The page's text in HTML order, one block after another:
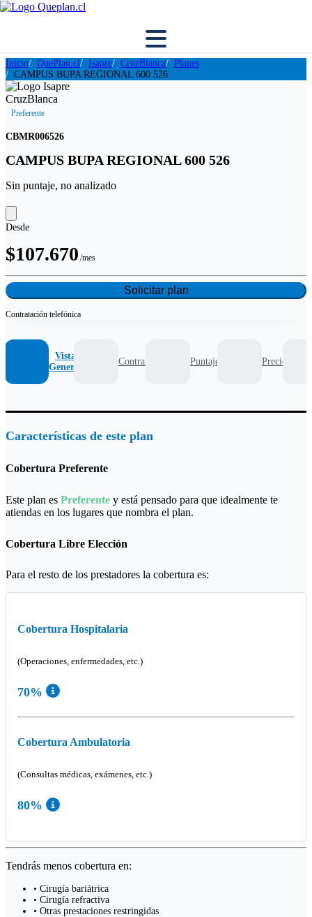
Inicio QuePlan.cl Isapre CruzBlanca
Planes
CAMPUS BUPA REGIONAL 600 526
Preferente
CBMR006526
CAMPUS BUPA REGIONAL 600 526
Sin puntaje, no analizado
Desde
$107.670 /mes
Solicitar plan
Contratación telefónica
Vista
General
Contrato Puntaje Precio
Características de este plan
Cobertura Preferente
Este plan es Preferente y está pensado para que idealmente te
atiendas en los lugares que nombra el plan.
Cobertura Libre Elección
Para el resto de los prestadores la cobertura es:
Cobertura Hospitalaria
(Operaciones, enfermedades, etc.)
70%
Cobertura Ambulatoria
(Consultas médicas, exámenes, etc.)
80%
Tendrás menos cobertura en:
• Cirugía bariátrica
• Cirugía refractiva
• Otras prestaciones restringidas